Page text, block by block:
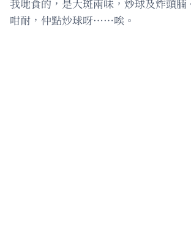
我哋食的，是大斑兩味，炒球及炸頭腩
咁耐，仲點炒球呀⋯…唉。